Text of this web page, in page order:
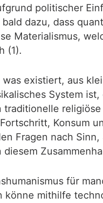
politischer
dazu, dass
Materialismus,
(1).
existiert, aus
System
Konsum
Fragen nach
für
mithilfe